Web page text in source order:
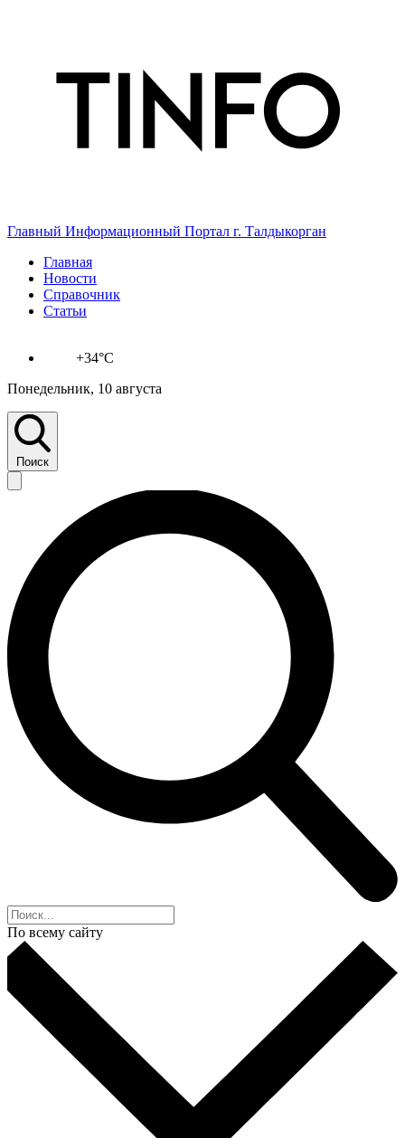
Главный Информационный Портал г. Талдыкорган
Главная
Новости
Справочник
Статьи
+34°C
Понедельник, 10 августа
Поиск
По всему сайту